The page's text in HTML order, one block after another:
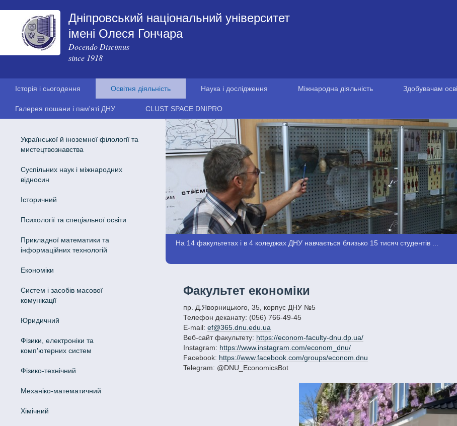
Дніпровський національний університет
імені Олеся Гончара
Docendo Discimus
since 1918
Історія і сьогодення Освітня діяльність Наука і дослідження Міжнародна діяльність Здобувачам
Галерея пошани і пам'яті ДНУ CLUST SPACE DNIPRO
Української й іноземної філології та
мистецтвознавства
Cуспільних наук і міжнародних
відносин
Історичний
Психології та спеціальної освіти
Прикладної математики та
інформаційних технологій
Економіки
Систем і засобів масової
комунікації
Юридичний
Фізики, електроніки та
комп'ютерних систем
Фізико-технічний
Механіко-математичний
Хімічний
На 14 факультетах і в 4 коледжах ДНУ навчається близько 15 тисяч студентів ...
Факультет економіки
пр. Д.Яворницького, 35, корпус ДНУ №5
Телефон деканату: (056) 766-49-45
E-mail: ef@365.dnu.edu.ua
Веб-сайт факультету: https://econom-faculty-dnu.dp.ua/
Instagram: https://www.instagram.com/econom_dnu/
Facebook: https://www.facebook.com/groups/econom.dnu
Telegram: @DNU_EconomicsBot